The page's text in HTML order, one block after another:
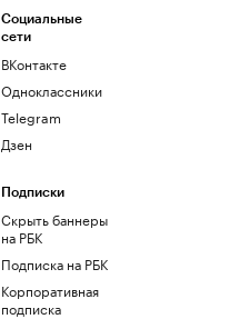
Социальные
сети
ВКонтакте
Одноклассники
Telegram
Дзен
Подписки
Скрыть баннеры
на РБК
Подписка на РБК
Корпоративная
подписка